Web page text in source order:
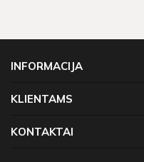
neturime, pristatymas gali
nemokamas pristatymas!
INFORMACIJA
KLIENTAMS
KONTAKTAI